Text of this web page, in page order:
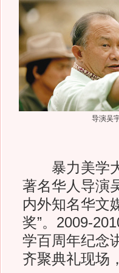
导演吴
暴力美学大
著名华人导演
内外知名华文
奖”。2009-
学百周年纪念
齐聚典礼现场